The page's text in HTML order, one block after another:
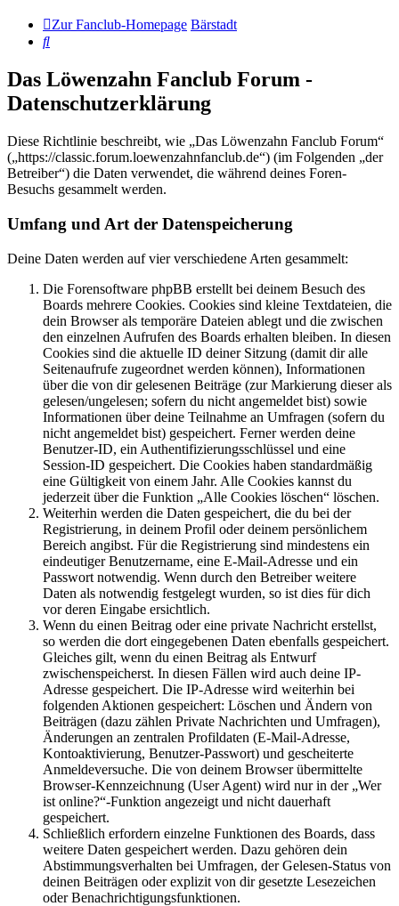
Zur Fanclub-Homepage Bärstadt
Suche
Das Löwenzahn Fanclub Forum -
Datenschutzerklärung
Diese Richtlinie beschreibt, wie „Das Löwenzahn Fanclub Forum“
(„https://classic.forum.loewenzahnfanclub.de“) (im Folgenden „der
Betreiber“) die Daten verwendet, die während deines Foren-
Besuchs gesammelt werden.
Umfang und Art der Datenspeicherung
Deine Daten werden auf vier verschiedene Arten gesammelt:
Die Forensoftware phpBB erstellt bei deinem Besuch des
Boards mehrere Cookies. Cookies sind kleine Textdateien, die
dein Browser als temporäre Dateien ablegt und die zwischen
den einzelnen Aufrufen des Boards erhalten bleiben. In diesen
Cookies sind die aktuelle ID deiner Sitzung (damit dir alle
Seitenaufrufe zugeordnet werden können), Informationen
über die von dir gelesenen Beiträge (zur Markierung dieser als
gelesen/ungelesen; sofern du nicht angemeldet bist) sowie
Informationen über deine Teilnahme an Umfragen (sofern du
nicht angemeldet bist) gespeichert. Ferner werden deine
Benutzer-ID, ein Authentifizierungsschlüssel und eine
Session-ID gespeichert. Die Cookies haben standardmäßig
eine Gültigkeit von einem Jahr. Alle Cookies kannst du
jederzeit über die Funktion „Alle Cookies löschen“ löschen.
Weiterhin werden die Daten gespeichert, die du bei der
Registrierung, in deinem Profil oder deinem persönlichem
Bereich angibst. Für die Registrierung sind mindestens ein
eindeutiger Benutzername, eine E-Mail-Adresse und ein
Passwort notwendig. Wenn durch den Betreiber weitere
Daten als notwendig festgelegt wurden, so ist dies für dich
vor deren Eingabe ersichtlich.
Wenn du einen Beitrag oder eine private Nachricht erstellst,
so werden die dort eingegebenen Daten ebenfalls gespeichert.
Gleiches gilt, wenn du einen Beitrag als Entwurf
zwischenspeicherst. In diesen Fällen wird auch deine IP-
Adresse gespeichert. Die IP-Adresse wird weiterhin bei
folgenden Aktionen gespeichert: Löschen und Ändern von
Beiträgen (dazu zählen Private Nachrichten und Umfragen),
Änderungen an zentralen Profildaten (E-Mail-Adresse,
Kontoaktivierung, Benutzer-Passwort) und gescheiterte
Anmeldeversuche. Die von deinem Browser übermittelte
Browser-Kennzeichnung (User Agent) wird nur in der „Wer
ist online?“-Funktion angezeigt und nicht dauerhaft
gespeichert.
Schließlich erfordern einzelne Funktionen des Boards, dass
weitere Daten gespeichert werden. Dazu gehören dein
Abstimmungsverhalten bei Umfragen, der Gelesen-Status von
deinen Beiträgen oder explizit von dir gesetzte Lesezeichen
oder Benachrichtigungsfunktionen.